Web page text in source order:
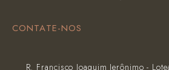
CONTATE-NOS
R. Francisco Joaquim Jerônimo -